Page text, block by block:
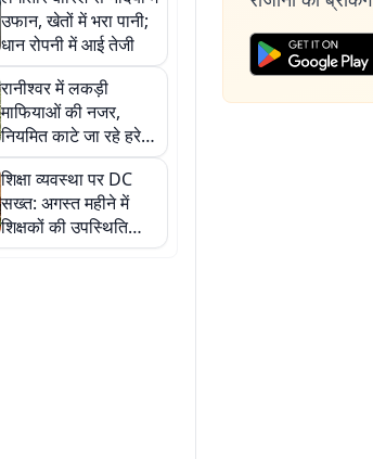
उफान, खेतों में भरा पानी;
धान रोपनी में आई तेजी
रानीश्वर में लकड़ी
माफियाओं की नजर,
नियमित काटे जा रहे हरे-
भरे पेड़
शिक्षा व्यवस्था पर DC
सख्त: अगस्त महीने में
शिक्षकों की उपस्थिति
खराब मिली तो रुकेगा